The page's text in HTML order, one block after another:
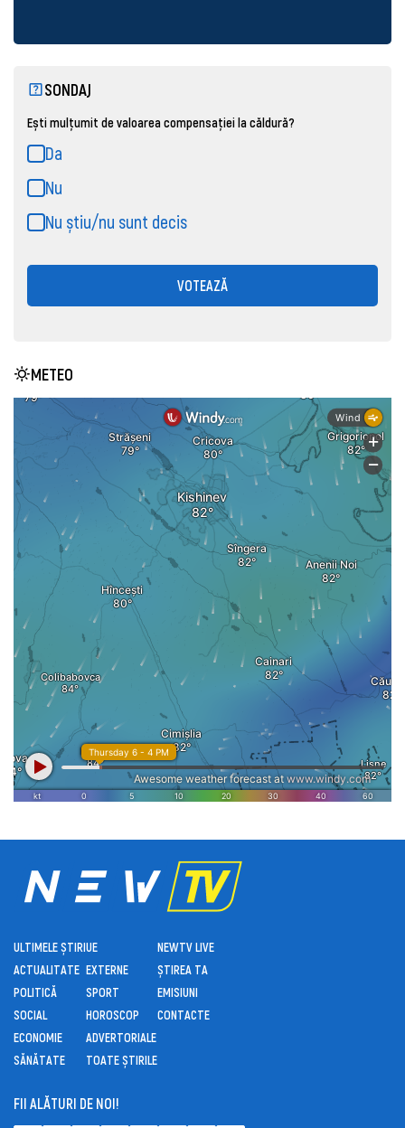
SONDAJ
Ești mulțumit de valoarea compensației la căldură?
Da
Nu
Nu știu/nu sunt decis
VOTEAZĂ
METEO
ULTIMELE ȘTIRI
ACTUALITATE
POLITICĂ
SOCIAL
ECONOMIE
SĂNĂTATE
UE
EXTERNE
SPORT
HOROSCOP
ADVERTORIALE
TOATE ȘTIRILE
NEWTV LIVE
ȘTIREA TA
EMISIUNI
CONTACTE
FII ALĂTURI DE NOI!